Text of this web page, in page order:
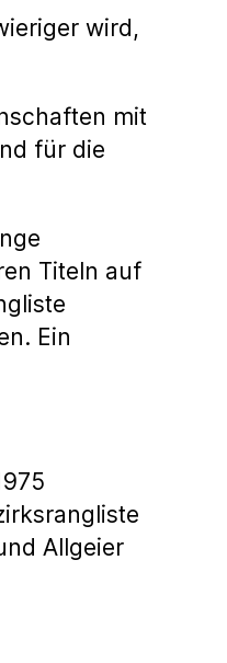
wird,
mit
für die
Titeln auf
Ein
Allgeier